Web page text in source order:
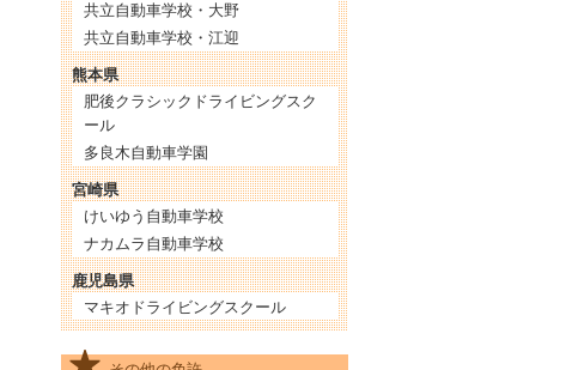
共立自動車学校・大野
共立自動車学校・江迎
熊本県
肥後クラシックドライビングスク
ール
多良木自動車学園
宮崎県
けいゆう自動車学校
ナカムラ自動車学校
鹿児島県
マキオドライビングスクール